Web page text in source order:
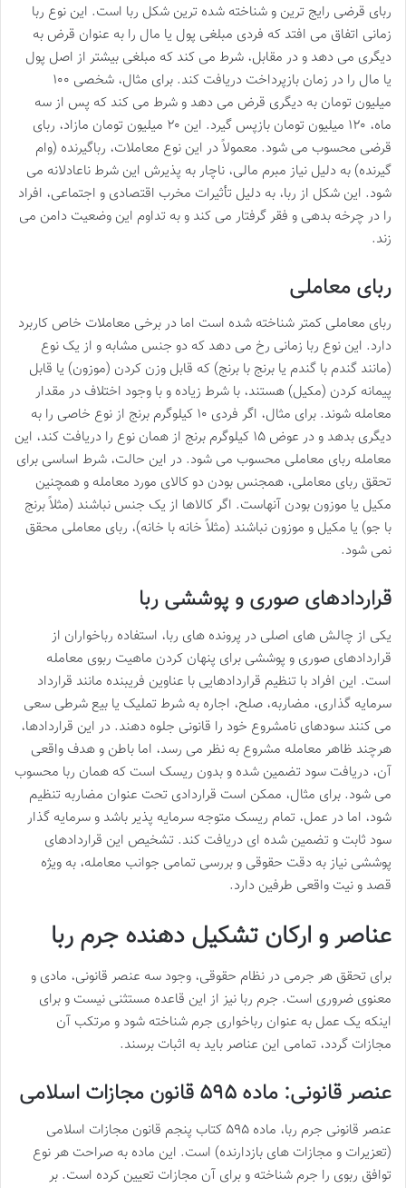
ربای قرضی رایج ترین و شناخته شده ترین شکل ربا است. این نوع ربا
زمانی اتفاق می افتد که فردی مبلغی پول یا مال را به عنوان قرض به
دیگری می دهد و در مقابل، شرط می کند که مبلغی بیشتر از اصل پول
یا مال را در زمان بازپرداخت دریافت کند. برای مثال، شخصی ۱۰۰
میلیون تومان به دیگری قرض می دهد و شرط می کند که پس از سه
ماه، ۱۲۰ میلیون تومان بازپس گیرد. این ۲۰ میلیون تومان مازاد، ربای
قرضی محسوب می شود. معمولاً در این نوع معاملات، رباگیرنده (وام
گیرنده) به دلیل نیاز مبرم مالی، ناچار به پذیرش این شرط ناعادلانه می
شود. این شکل از ربا، به دلیل تأثیرات مخرب اقتصادی و اجتماعی، افراد
را در چرخه بدهی و فقر گرفتار می کند و به تداوم این وضعیت دامن می
زند.
ربای معاملی
ربای معاملی کمتر شناخته شده است اما در برخی معاملات خاص کاربرد
دارد. این نوع ربا زمانی رخ می دهد که دو جنس مشابه و از یک نوع
(مانند گندم با گندم یا برنج با برنج) که قابل وزن کردن (موزون) یا قابل
پیمانه کردن (مکیل) هستند، با شرط زیاده و با وجود اختلاف در مقدار
معامله شوند. برای مثال، اگر فردی ۱۰ کیلوگرم برنج از نوع خاصی را به
دیگری بدهد و در عوض ۱۵ کیلوگرم برنج از همان نوع را دریافت کند، این
معامله ربای معاملی محسوب می شود. در این حالت، شرط اساسی برای
تحقق ربای معاملی، همجنس بودن دو کالای مورد معامله و همچنین
مکیل یا موزون بودن آنهاست. اگر کالاها از یک جنس نباشند (مثلاً برنج
با جو) یا مکیل و موزون نباشند (مثلاً خانه با خانه)، ربای معاملی محقق
نمی شود.
قراردادهای صوری و پوششی ربا
یکی از چالش های اصلی در پرونده های ربا، استفاده رباخواران از
قراردادهای صوری و پوششی برای پنهان کردن ماهیت ربوی معامله
است. این افراد با تنظیم قراردادهایی با عناوین فریبنده مانند قرارداد
سرمایه گذاری، مضاربه، صلح، اجاره به شرط تملیک یا بیع شرطی سعی
می کنند سودهای نامشروع خود را قانونی جلوه دهند. در این قراردادها،
هرچند ظاهر معامله مشروع به نظر می رسد، اما باطن و هدف واقعی
آن، دریافت سود تضمین شده و بدون ریسک است که همان ربا محسوب
می شود. برای مثال، ممکن است قراردادی تحت عنوان مضاربه تنظیم
شود، اما در عمل، تمام ریسک متوجه سرمایه پذیر باشد و سرمایه گذار
سود ثابت و تضمین شده ای دریافت کند. تشخیص این قراردادهای
پوششی نیاز به دقت حقوقی و بررسی تمامی جوانب معامله، به ویژه
قصد و نیت واقعی طرفین دارد.
عناصر و ارکان تشکیل دهنده جرم ربا
برای تحقق هر جرمی در نظام حقوقی، وجود سه عنصر قانونی، مادی و
معنوی ضروری است. جرم ربا نیز از این قاعده مستثنی نیست و برای
اینکه یک عمل به عنوان رباخواری جرم شناخته شود و مرتکب آن
مجازات گردد، تمامی این عناصر باید به اثبات برسند.
عنصر قانونی: ماده ۵۹۵ قانون مجازات اسلامی
عنصر قانونی جرم ربا، ماده ۵۹۵ کتاب پنجم قانون مجازات اسلامی
(تعزیرات و مجازات های بازدارنده) است. این ماده به صراحت هر نوع
توافق ربوی را جرم شناخته و برای آن مجازات تعیین کرده است. بر